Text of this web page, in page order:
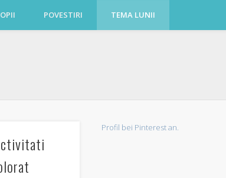
POVESTIRI TEMA LUNII
Profil bei Pinterest an.